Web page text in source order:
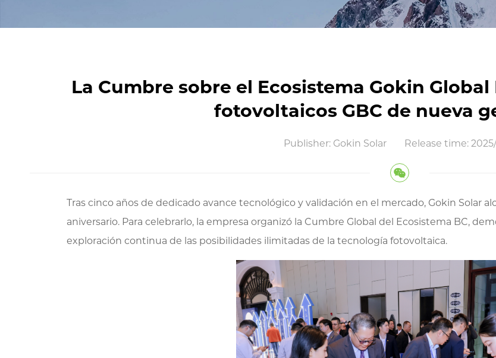
La Cumbre sobre el Ecosistema Gokin
fotovoltaicos GBC de nueva
Publisher: Gokin Solar Release time: 2025/
Tras cinco años de dedicado avance tecnológico y validación en el mercado, Gokin Solar
aniversario. Para celebrarlo, la empresa organizó la Cumbre Global del Ecosistema BC,
exploración continua de las posibilidades ilimitadas de la tecnología fotovoltaica.